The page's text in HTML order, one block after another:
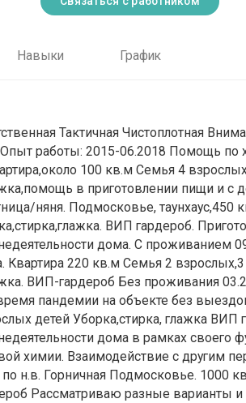
Навыки График
Тактичная Чистоплотная
Опыт работы: 2015-06.2018 Помощь по
100 кв.м Семья 4
в приготовлении пищи и с
няня. Подмосковье, таунхаус,450
ВИП гардероб.
дома. С проживанием
Квартира 220 кв.м Семья 2 взрослых,3
ВИП-гардероб Без проживания
пандемии на объекте без
детей Уборка,стирка, глажка
дома в рамках своего
химии. Взаимодействие с другим
н.в. Горничная Подмосковье. 1000
Рассматриваю разные варианты